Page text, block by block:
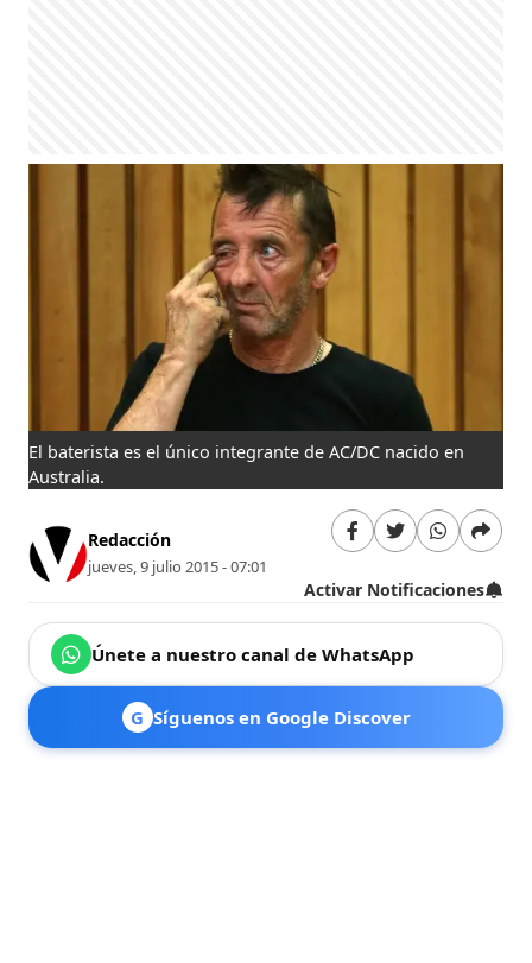
El baterista es el único integrante de AC/DC nacido en
Australia.
Redacción
jueves, 9 julio 2015 - 07:01
Activar Notificaciones
Únete a nuestro canal de WhatsApp
G Síguenos en Google Discover